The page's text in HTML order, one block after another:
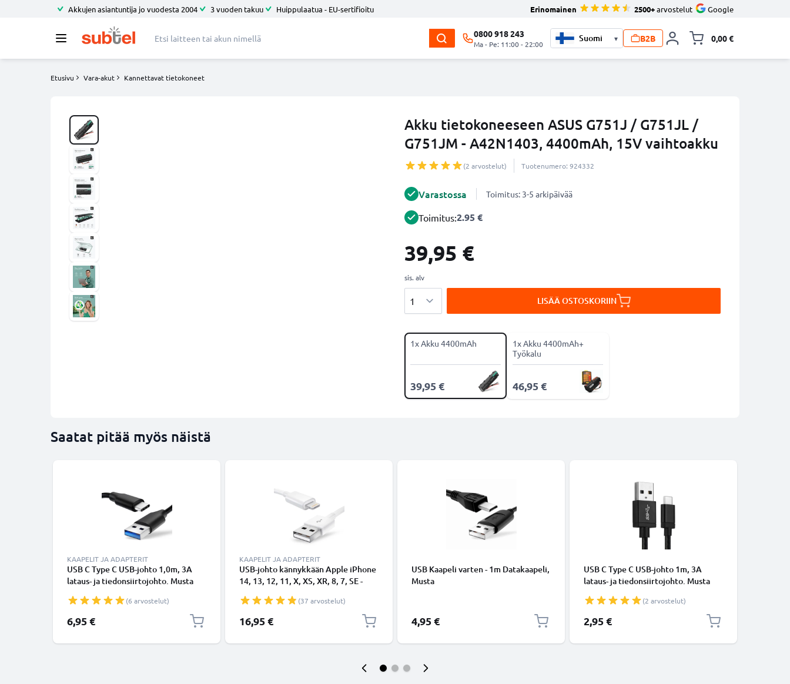
Akkujen asiantuntija jo vuodesta 2004 3 vuoden takuu Huippulaatua - EU-sertifioitu Erinomainen 2500+arvostelut Google
0800 918 243
Ma - Pe: 11:00 - 22:00
▾ B2B 0,00 €
Etusivu Vara-akut Kannettavat tietokoneet
Akku tietokoneeseen ASUS G751J / G751JL /
G751JM - A42N1403, 4400mAh, 15V vaihtoakku
(2 arvostelut) Tuotenumero: 924332
Varastossa Toimitus: 3-5 arkipäivää
Toimitus:2.95 €
39,95 €
sis. alv
LISÄÄ OSTOSKORIIN
1x Akku 4400mAh
39,95 €
1x Akku 4400mAh+
Työkalu
46,95 €
Saatat pitää myös näistä
KAAPELIT JA ADAPTERIT
USB C Type C USB-johto 1,0m, 3A
lataus- ja tiedonsiirtojohto. Musta
USB-kaapeli
(6 arvostelut)
6,95 €
KAAPELIT JA ADAPTERIT
USB-johto kännykkään Apple iPhone
14, 13, 12, 11, X, XS, XR, 8, 7, SE -
Valkoinen datakaapeli(37 arvostelut)
16,95 €
USB Kaapeli varten - 1m Datakaapeli,
Musta
4,95 €
USB C Type C USB-johto 1m, 3A
lataus- ja tiedonsiirtojohto. Musta
USB-kaapeli
(2 arvostelut)
2,95 €